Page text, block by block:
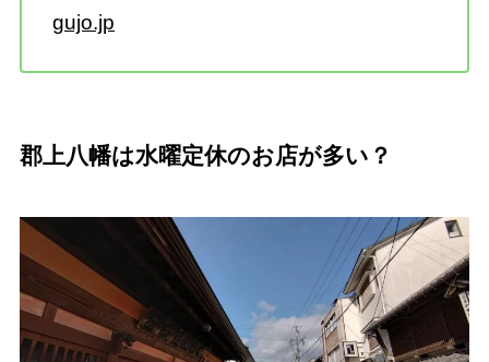
gujo.jp
郡上八幡は水曜定休のお店が多い？